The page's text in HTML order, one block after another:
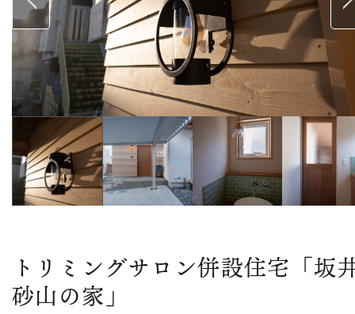
トリミングサロン併設住宅「坂
砂山の家」